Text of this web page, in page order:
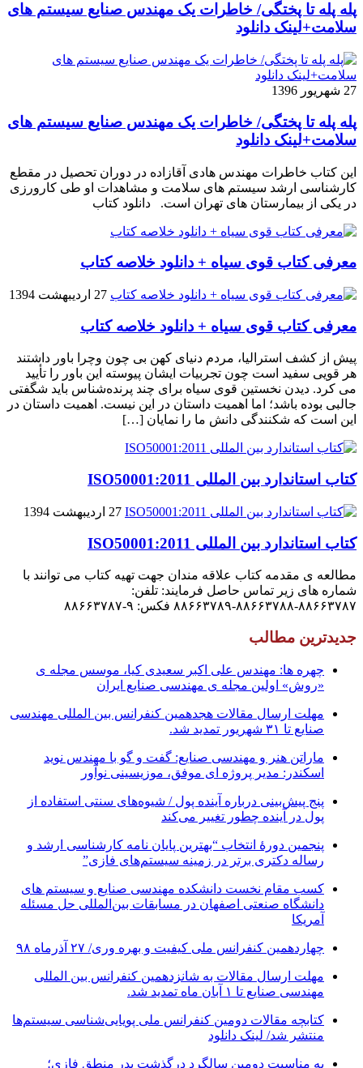
پله پله تا پختگی/ خاطرات یک مهندس صنایع سیستم های
سلامت+لینک دانلود
27 شهریور 1396
پله پله تا پختگی/ خاطرات یک مهندس صنایع سیستم های
سلامت+لینک دانلود
این کتاب خاطرات مهندس هادی آقازاده در دوران تحصیل در مقطع
کارشناسی ارشد سیستم های سلامت و مشاهدات او طی کارورزی
در یکی از بیمارستان های تهران است. دانلود کتاب
معرفی کتاب قوی سیاه + دانلود خلاصه کتاب
27 اردیبهشت 1394
معرفی کتاب قوی سیاه + دانلود خلاصه کتاب
پیش از کشف استرالیا، مردم دنیاى کهن بی چون وچرا باور داشتند
هر قویى سفید است چون تجربیات ایشان پیوسته این باور را تأیید
می کرد. دیدن نخستین قوى سیاه براى چند پرنده‌شناس باید شگفتى
جالبى بوده باشد؛ اما اهمیت داستان در این نیست. اهمیت داستان در
این است که شکنندگى دانش ما را نمایان […]
کتاب استاندارد بین المللی ISO50001:2011
27 اردیبهشت 1394
کتاب استاندارد بین المللی ISO50001:2011
مطالعه ی مقدمه کتاب علاقه مندان جهت تهیه کتاب می توانند با
شماره های زیر تماس حاصل فرمایند: تلفن:
۸۸۶۶۳۷۸۷-۸۸۶۶۳۷۸۸-۸۸۶۶۳۷۸۹ فکس: ۹-۸۸۶۶۳۷۸۷
جدیدترین مطالب
چهره ها: مهندس علی اکبر سعیدی کیا، موسس مجله ی
«روش» اولین مجله ی مهندسی صنایع ایران
مهلت ارسال مقالات هجدهمین کنفرانس بین المللی مهندسی
صنایع تا ۳۱ شهریور تمدید شد.
ماراتن هنر و مهندسی صنایع: گفت و گو با مهندس نوید
اسکندر: مدیر پروژه ای موفق، موزیسینی نوآور
پنج پیش‌بینی درباره آینده پول / شیوه‌های سنتی استفاده از
پول در آینده چطور تغییر می‌کند
پنجمین دورۀ انتخاب “بهترین پایان ­نامه کارشناسی­ ارشد و
رساله دکتری برتر در زمینه سیستم‌های فازی”
کسب مقام نخست دانشکده مهندسی صنایع و سیستم های
دانشگاه صنعتی اصفهان در مسابقات بین‌المللی حل مسئله
آمریکا
چهاردهمین کنفرانس ملی کیفیت و بهره وری/ ۲۷ آذرماه ۹۸
مهلت ارسال مقالات به شانزدهمین کنفرانس بین المللی
مهندسی صنایع تا ۱ آبان ماه تمدید شد.
کتابچه مقالات دومین کنفرانس ملی پویایی‌شناسی سیستم‌ها
منتشر شد/ لینک دانلود
به مناسبت دومین سالگرد درگذشت پدر منطق فازی؛